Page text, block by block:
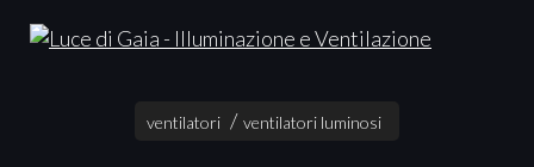
ventilatori ventilatori luminosi